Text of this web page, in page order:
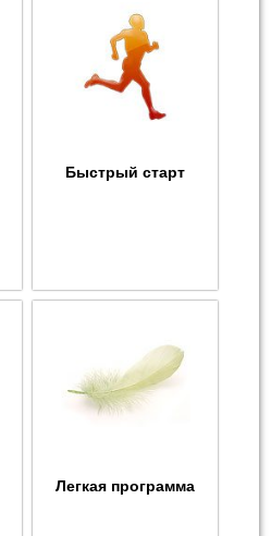
Быстрый старт
Легкая программа